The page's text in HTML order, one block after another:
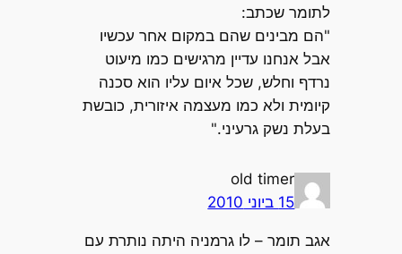
לתומר שכתב:
"הם מבינים שהם במקום אחר עכשיו
אבל אנחנו עדיין מרגישים כמו מיעוט
נרדף וחלש, שכל איום עליו הוא סכנה
קיומית ולא כמו מעצמה איזורית, כובשת
בעלת נשק גרעיני."
old timer
15 ביוני 2010
אגב תומר – לו גרמניה היתה נותרת עם